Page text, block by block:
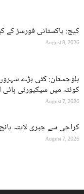
کیچ: پاکستانی فورسز کے
August 8, 2026
بلوچستان: کئی بڑے
کوئٹہ میں سیکیورٹی ہائی
August 7, 2026
کراچی سے جبری لاپتہ
August 7, 2026